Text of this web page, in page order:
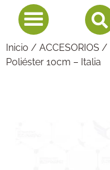
Inicio / ACCESORIOS /
Poliéster 10cm – Italia